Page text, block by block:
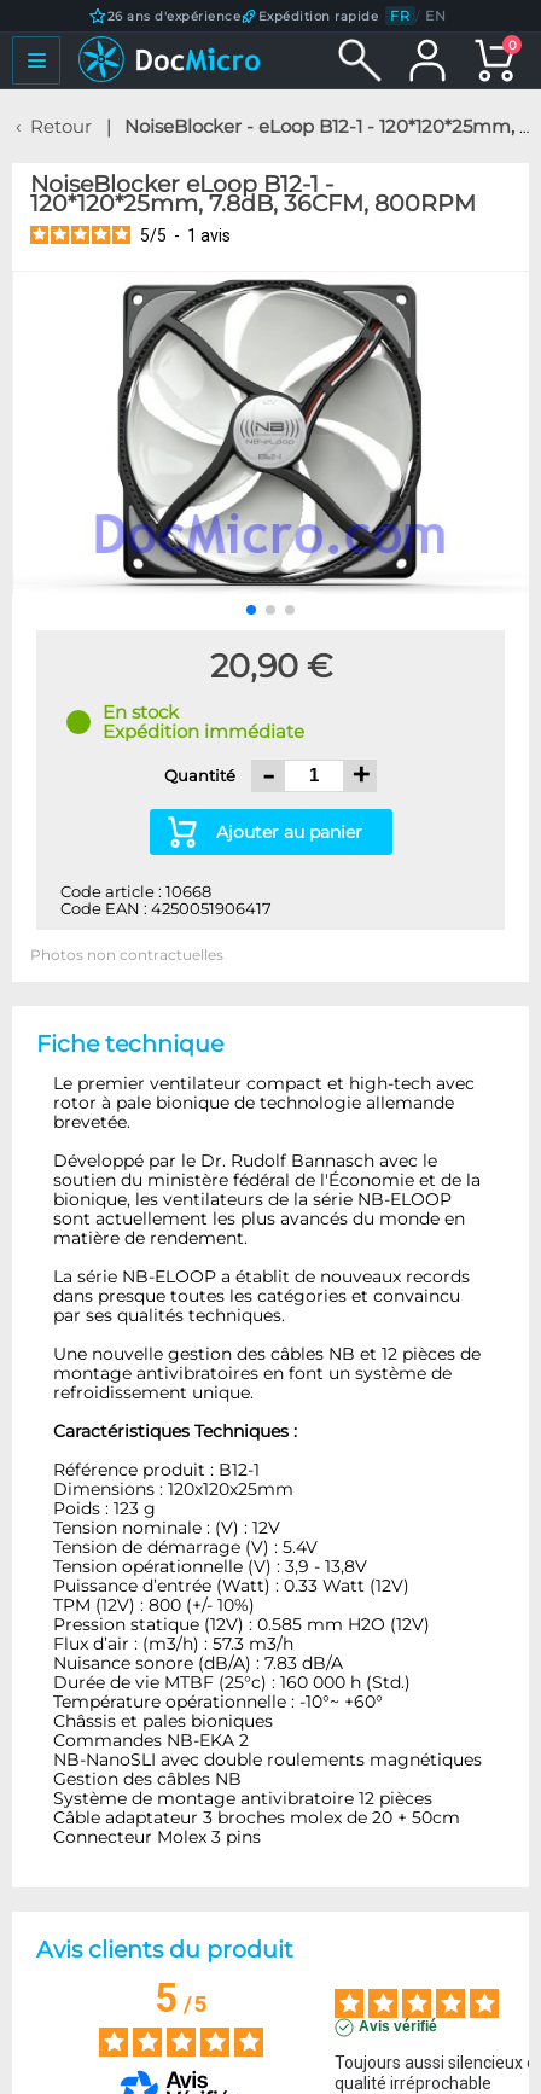
26 ans d'expérience Expédition rapide FR / EN
0
Retour NoiseBlocker - eLoop B12-1 - 120*120*25mm, 7.8dB, 36CFM, 800RPM
NoiseBlocker eLoop B12-1 -
120*120*25mm, 7.8dB, 36CFM, 800RPM
5/5 - 1 avis
20,90 €
En stock
Expédition immédiate
Quantité - +
Ajouter au panier
Code article : 10668
Code EAN : 4250051906417
Photos non contractuelles
Fiche technique
Le premier ventilateur compact et high-tech avec
rotor à pale bionique de technologie allemande
brevetée.
Développé par le Dr. Rudolf Bannasch avec le
soutien du ministère fédéral de l'Économie et de la
bionique, les ventilateurs de la série NB-ELOOP
sont actuellement les plus avancés du monde en
matière de rendement.
La série NB-ELOOP a établit de nouveaux records
dans presque toutes les catégories et convaincu
par ses qualités techniques.
Une nouvelle gestion des câbles NB et 12 pièces de
montage antivibratoires en font un système de
refroidissement unique.
Caractéristiques Techniques :
Référence produit : B12-1
Dimensions : 120x120x25mm
Poids : 123 g
Tension nominale : (V) : 12V
Tension de démarrage (V) : 5.4V
Tension opérationnelle (V) : 3,9 - 13,8V
Puissance d’entrée (Watt) : 0.33 Watt (12V)
TPM (12V) : 800 (+/- 10%)
Pression statique (12V) : 0.585 mm H2O (12V)
Flux d’air : (m3/h) : 57.3 m3/h
Nuisance sonore (dB/A) : 7.83 dB/A
Durée de vie MTBF (25°c) : 160 000 h (Std.)
Température opérationnelle : -10°~ +60°
Châssis et pales bioniques
Commandes NB-EKA 2
NB-NanoSLI avec double roulements magnétiques
Gestion des câbles NB
Système de montage antivibratoire 12 pièces
Câble adaptateur 3 broches molex de 20 + 50cm
Connecteur Molex 3 pins
Avis clients du produit
5/5
Avis vérifié
Toujours aussi silencieux
qualité irréprochable